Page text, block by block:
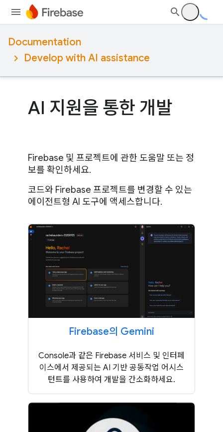
Documentation
Develop with AI assistance
AI 지원을 통한 개발
Firebase 및 프로젝트에 관한 도움말 또는 정
보를 확인하세요.
코드와 Firebase 프로젝트를 변경할 수 있는
에이전트형 AI 도구에 액세스합니다.
Firebase의 Gemini
Console과 같은 Firebase 서비스 및 인터페
이스에서 제공되는 AI 기반 공동작업 어시스
턴트를 사용하여 개발을 간소화하세요.